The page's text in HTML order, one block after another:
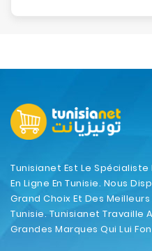
Tunisianet Est Le Spécialiste
En Ligne En Tunisie. Nous
Grand Choix Et Des Meilleurs
Tunisie. Tunisianet Travaille
Grandes Marques Qui Lui